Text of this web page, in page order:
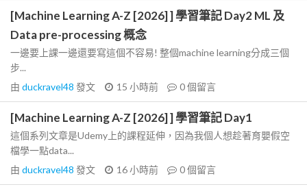
[Machine Learning A-Z [2026] ] 學習筆記 Day2 ML 及
Data pre-processing 概念
一邊要上課一邊還要寫這個不容易! 整個machine learning分成三個
步...
由 duckravel48 發文 15 小時前 0個留言
[Machine Learning A-Z [2026] ] 學習筆記 Day1
這個系列文章是Udemy上的課程延伸，因為我個人想趁著育嬰假空
檔學一點data...
由 duckravel48 發文 16 小時前 0個留言